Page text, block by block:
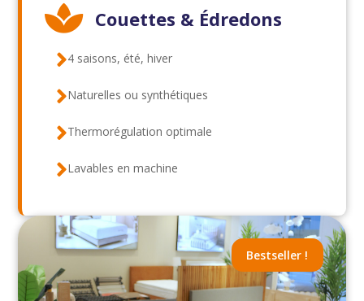
 Couettes & Édredons
4 saisons, été, hiver
Naturelles ou synthétiques
Thermorégulation optimale
Lavables en machine
Bestseller !